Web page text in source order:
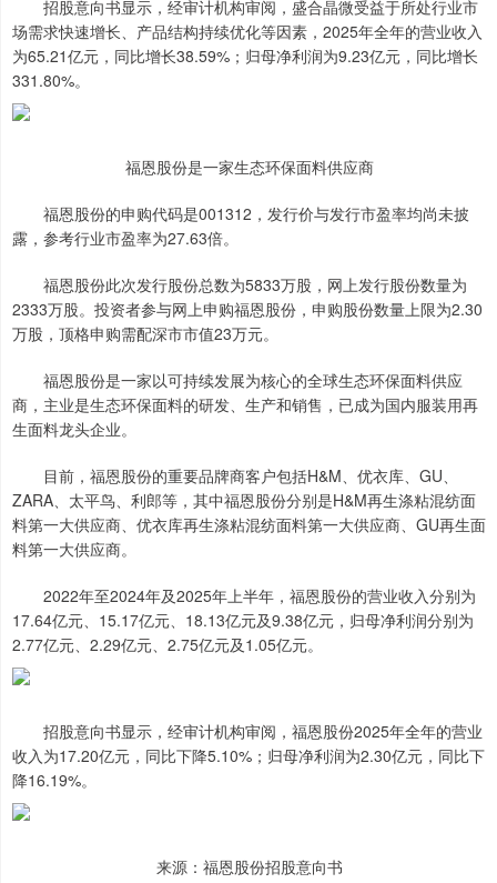
招股意向书显示，经审计机构审阅，盛合晶微受益于所处行业市
场需求快速增长、产品结构持续优化等因素，2025年全年的营业收入
为65.21亿元，同比增长38.59%；归母净利润为9.23亿元，同比增长
331.80%。
福恩股份是一家生态环保面料供应商
福恩股份的申购代码是001312，发行价与发行市盈率均尚未披
露，参考行业市盈率为27.63倍。
福恩股份此次发行股份总数为5833万股，网上发行股份数量为
2333万股。投资者参与网上申购福恩股份，申购股份数量上限为2.30
万股，顶格申购需配深市市值23万元。
福恩股份是一家以可持续发展为核心的全球生态环保面料供应
商，主业是生态环保面料的研发、生产和销售，已成为国内服装用再
生面料龙头企业。
目前，福恩股份的重要品牌商客户包括H&M、优衣库、GU、
ZARA、太平鸟、利郎等，其中福恩股份分别是H&M再生涤粘混纺面
料第一大供应商、优衣库再生涤粘混纺面料第一大供应商、GU再生面
料第一大供应商。
2022年至2024年及2025年上半年，福恩股份的营业收入分别为
17.64亿元、15.17亿元、18.13亿元及9.38亿元，归母净利润分别为
2.77亿元、2.29亿元、2.75亿元及1.05亿元。
招股意向书显示，经审计机构审阅，福恩股份2025年全年的营业
收入为17.20亿元，同比下降5.10%；归母净利润为2.30亿元，同比下
降16.19%。
来源：福恩股份招股意向书